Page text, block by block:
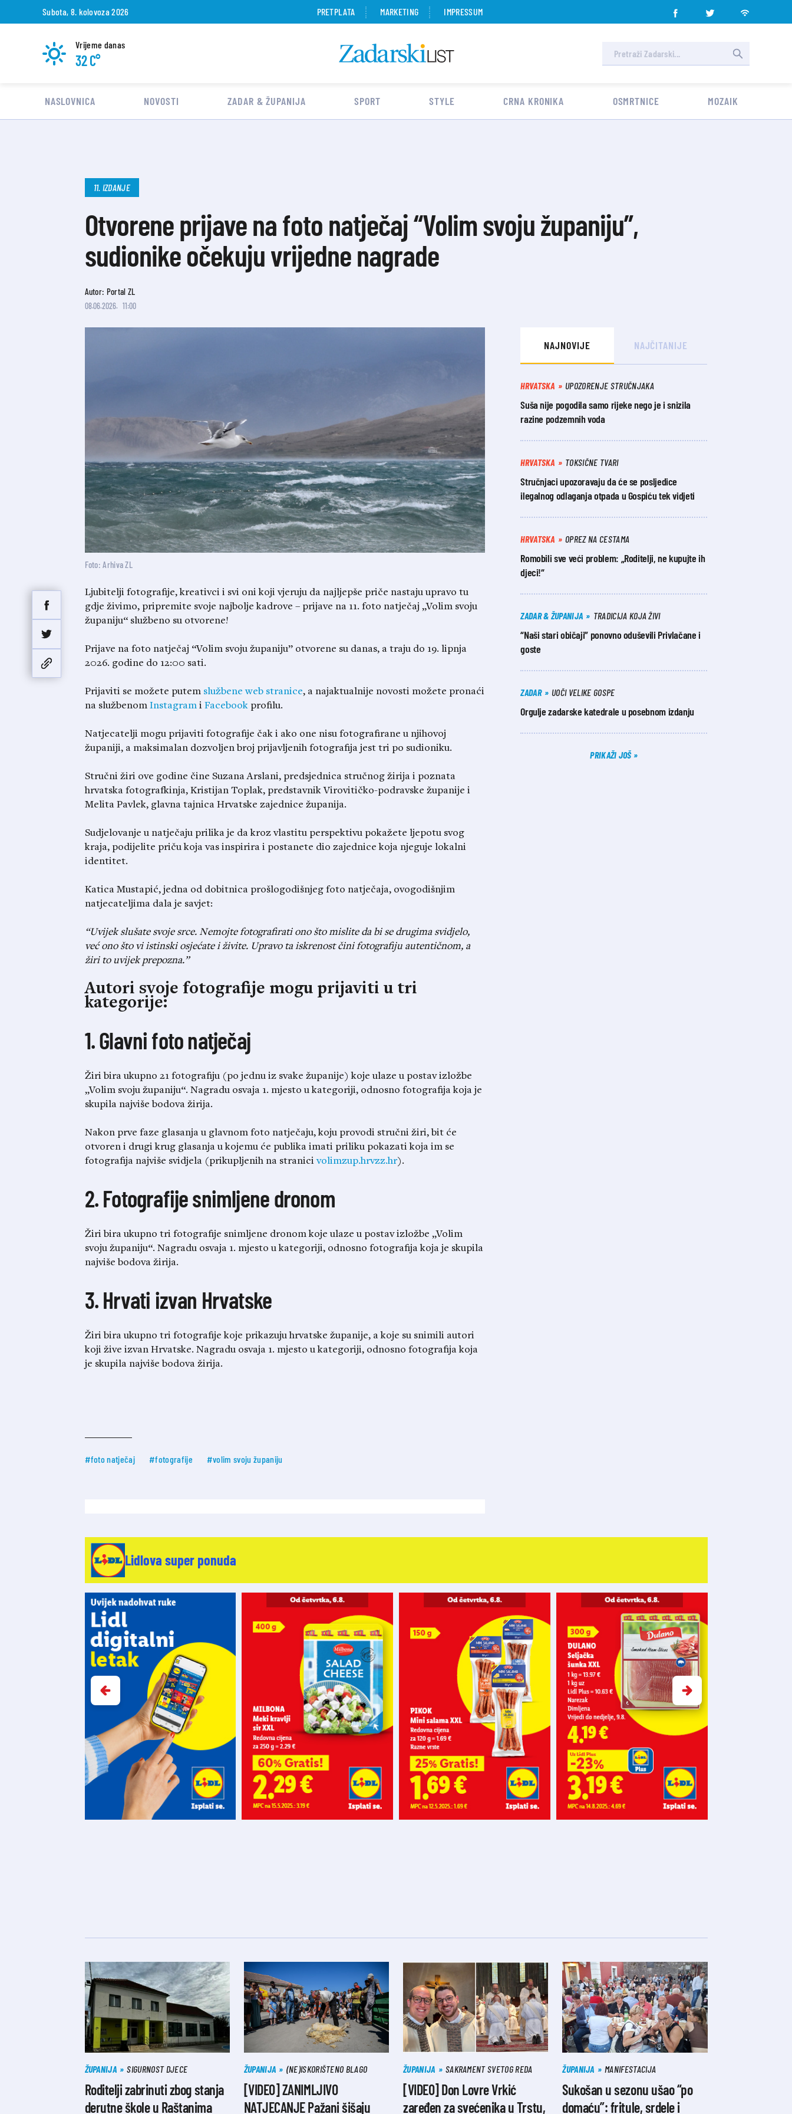
Subota, 8. kolovoza 2026 PRETPLATA MARKETING IMPRESSUM
Vrijeme danas
32 C°
NASLOVNICA NOVOSTI ZADAR & ŽUPANIJA SPORT STYLE CRNA KRONIKA OSMRTNICE MOZAIK
11. IZDANJE
Otvorene prijave na foto natječaj “Volim svoju županiju”,
sudionike očekuju vrijedne nagrade
Autor: Portal ZL
08.06.2026. 11:00
Foto: Arhiva ZL
Ljubitelji fotografije, kreativci i svi oni koji vjeruju da najljepše priče nastaju upravo tu
gdje živimo, pripremite svoje najbolje kadrove – prijave na 11. foto natječaj „Volim svoju
županiju“ službeno su otvorene!
Prijave na foto natječaj “Volim svoju županiju” otvorene su danas, a traju do 19. lipnja
2026. godine do 12:00 sati.
Prijaviti se možete putem službene web stranice, a najaktualnije novosti možete pronaći
na službenom Instagrami Facebookprofilu.
Natjecatelji mogu prijaviti fotografije čak i ako one nisu fotografirane u njihovoj
županiji, a maksimalan dozvoljen broj prijavljenih fotografija jest tri po sudioniku.
Stručni žiri ove godine čine Suzana Arslani, predsjednica stručnog žirija i poznata
hrvatska fotografkinja, Kristijan Toplak, predstavnik Virovitičko-podravske županije i
Melita Pavlek, glavna tajnica Hrvatske zajednice županija.
Sudjelovanje u natječaju prilika je da kroz vlastitu perspektivu pokažete ljepotu svog
kraja, podijelite priču koja vas inspirira i postanete dio zajednice koja njeguje lokalni
identitet.
Katica Mustapić, jedna od dobitnica prošlogodišnjeg foto natječaja, ovogodišnjim
natjecateljima dala je savjet:
“Uvijek slušate svoje srce. Nemojte fotografirati ono što mislite da bi se drugima svidjelo,
već ono što vi istinski osjećate i živite. Upravo ta iskrenost čini fotografiju autentičnom, a
žiri to uvijek prepozna.”
Autori svoje fotografije mogu prijaviti u tri
kategorije:
1. Glavni foto natječaj
Žiri bira ukupno 21 fotografiju (po jednu iz svake županije) koje ulaze u postav izložbe
„Volim svoju županiju“. Nagradu osvaja 1. mjesto u kategoriji, odnosno fotografija koja je
skupila najviše bodova žirija.
Nakon prve faze glasanja u glavnom foto natječaju, koju provodi stručni žiri, bit će
otvoren i drugi krug glasanja u kojemu će publika imati priliku pokazati koja im se
fotografija najviše svidjela (prikupljenih na stranicivolimzup.hrvzz.hr).
2. Fotografije snimljene dronom
Žiri bira ukupno tri fotografije snimljene dronom koje ulaze u postav izložbe „Volim
svoju županiju“. Nagradu osvaja 1. mjesto u kategoriji, odnosno fotografija koja je skupila
najviše bodova žirija.
3. Hrvati izvan Hrvatske
Žiri bira ukupno tri fotografije koje prikazuju hrvatske županije, a koje su snimili autori
koji žive izvan Hrvatske. Nagradu osvaja 1. mjesto u kategoriji, odnosno fotografija koja
je skupila najviše bodova žirija.
#foto natječaj #fotografije #volim svoju županiju
NAJNOVIJE NAJČITANIJE
HRVATSKA UPOZORENJE STRUČNJAKA
Suša nije pogodila samo rijeke nego je i snizila
razine podzemnih voda
HRVATSKA TOKSIČNE TVARI
Stručnjaci upozoravaju da će se posljedice
ilegalnog odlaganja otpada u Gospiću tek vidjeti
HRVATSKA OPREZ NA CESTAMA
Romobili sve veći problem: „Roditelji, ne kupujte ih
djeci!“
ZADAR & ŽUPANIJA TRADICIJA KOJA ŽIVI
“Naši stari običaji” ponovno oduševili Privlačane i
goste
ZADAR UOČI VELIKE GOSPE
Orgulje zadarske katedrale u posebnom izdanju
PRIKAŽI JOŠ
Lidlova super ponuda
ŽUPANIJA SIGURNOST DJECE
Roditelji zabrinuti zbog stanja
derutne škole u Raštanima
ŽUPANIJA (NE)ISKORIŠTENO BLAGO
[VIDEO] ZANIMLJIVO
NATJECANJE Pažani šišaju
ŽUPANIJA SAKRAMENT SVETOG REDA
[VIDEO] Don Lovre Vrkić
zaređen za svećenika u Trstu,
ŽUPANIJA MANIFESTACIJA
Sukošan u sezonu ušao “po
domaću”: fritule, srdele i